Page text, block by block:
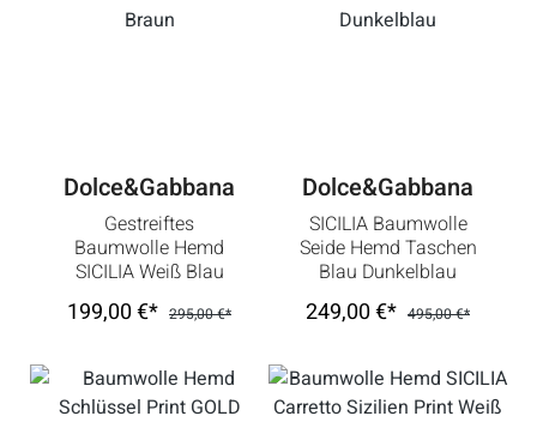
Dolce&Gabbana
Gestreiftes
Baumwolle Hemd
SICILIA Weiß Blau
Braun
199,00 €* 295,00 €*
Dolce&Gabbana
SICILIA Baumwolle
Seide Hemd Taschen
Blau Dunkelblau
249,00 €* 495,00 €*